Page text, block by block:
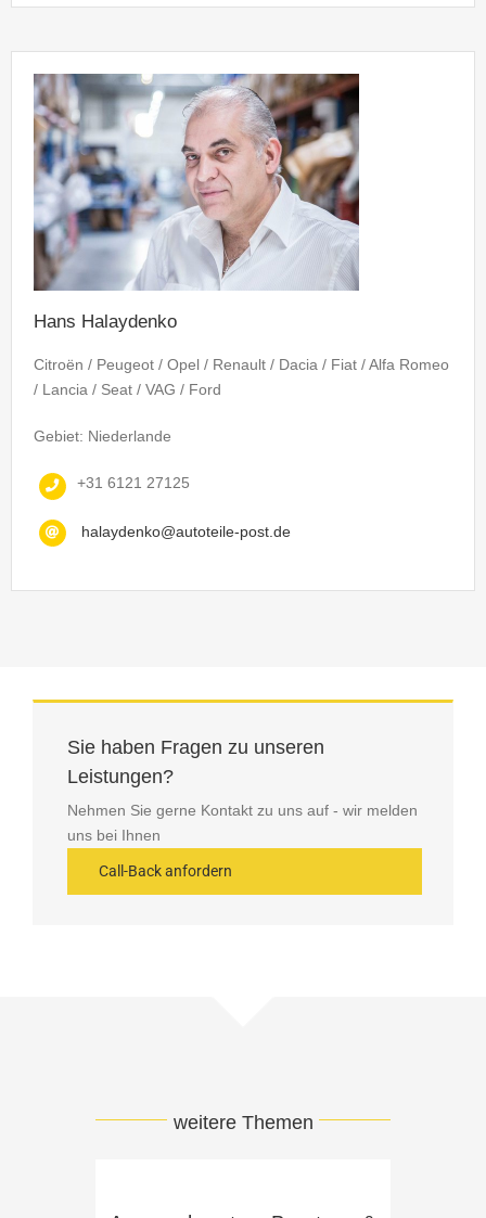
Hans Halaydenko
Citroën / Peugeot / Opel / Renault / Dacia / Fiat / Alfa Romeo
/ Lancia / Seat / VAG / Ford
Gebiet: Niederlande
+31 6121 27125
halaydenko@autoteile-post.de
Sie haben Fragen zu unseren
Leistungen?
Nehmen Sie gerne Kontakt zu uns auf - wir melden
uns bei Ihnen
Call-Back anfordern
weitere Themen